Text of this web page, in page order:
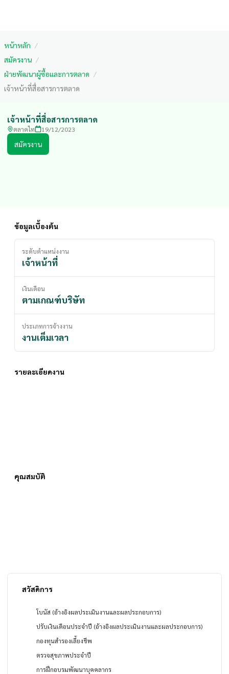
หน้าหลัก /
สมัครงาน /
ฝ่ายพัฒนาผู้ซื้อและการตลาด /
เจ้าหน้าที่สื่อสารการตลาด
เจ้าหน้าที่สื่อสารการตลาด
ตลาดไท 19/12/2023
สมัครงาน
ข้อมูลเบื้องต้น
ระดับตำแหน่งงาน
เจ้าหน้าที่
เงินเดือน
ตามเกณฑ์บริษัท
ประเภทการจ้างงาน
งานเต็มเวลา
รายละเอียดงาน
คุณสมบัติ
สวัสดิการ
โบนัส (อ้างอิงผลประเมินงานและผลประกอบการ)
ปรับเงินเดือนประจำปี (อ้างอิงผลประเมินงานและผลประกอบการ)
กองทุนสำรองเลี้ยงชีพ
ตรวจสุขภาพประจำปี
การฝึกอบรมพัฒนาบุคคลากร